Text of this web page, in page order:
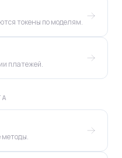
токены по моделям.
платежей.
методы.